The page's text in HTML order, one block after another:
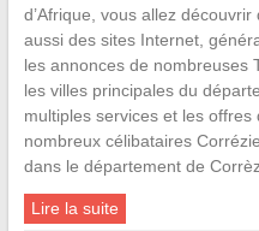
d’Afrique, vous allez
aussi des sites Internet,
les annonces de nombreuses
les villes principales du
multiples services et les
nombreux célibataires
dans le département de
Lire la suite